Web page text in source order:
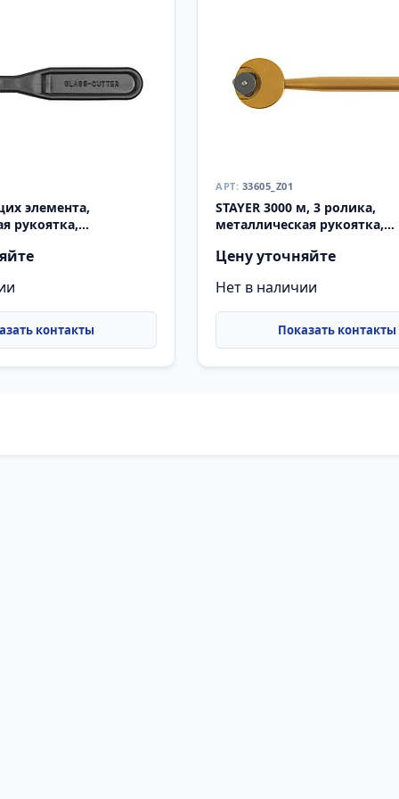
элемента,
рукоятка,
33605_Z01
STAYER 3000 м, 3 ролика,
металлическая рукоятка,
Цену уточняйте
Нет в наличии